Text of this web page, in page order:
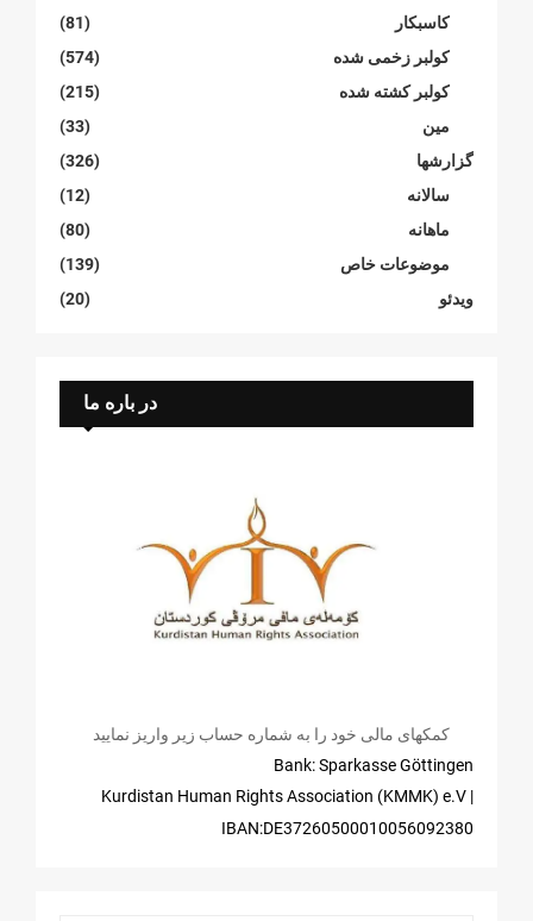
کاسبکار
(81)
کولبر زخمی شدە
(574)
کولبر کشتە شدە
(215)
مین
(33)
گزارشها
(326)
سالانە
(12)
ماهانە
(80)
موضوعات خاص
(139)
ویدئو
(20)
در باره ما
کمکهای مالی خود را به شماره حساب زیر واریز نمایید
Bank: Sparkasse Göttingen
| Kurdistan Human Rights Association (KMMK) e.V
IBAN:DE37260500010056092380